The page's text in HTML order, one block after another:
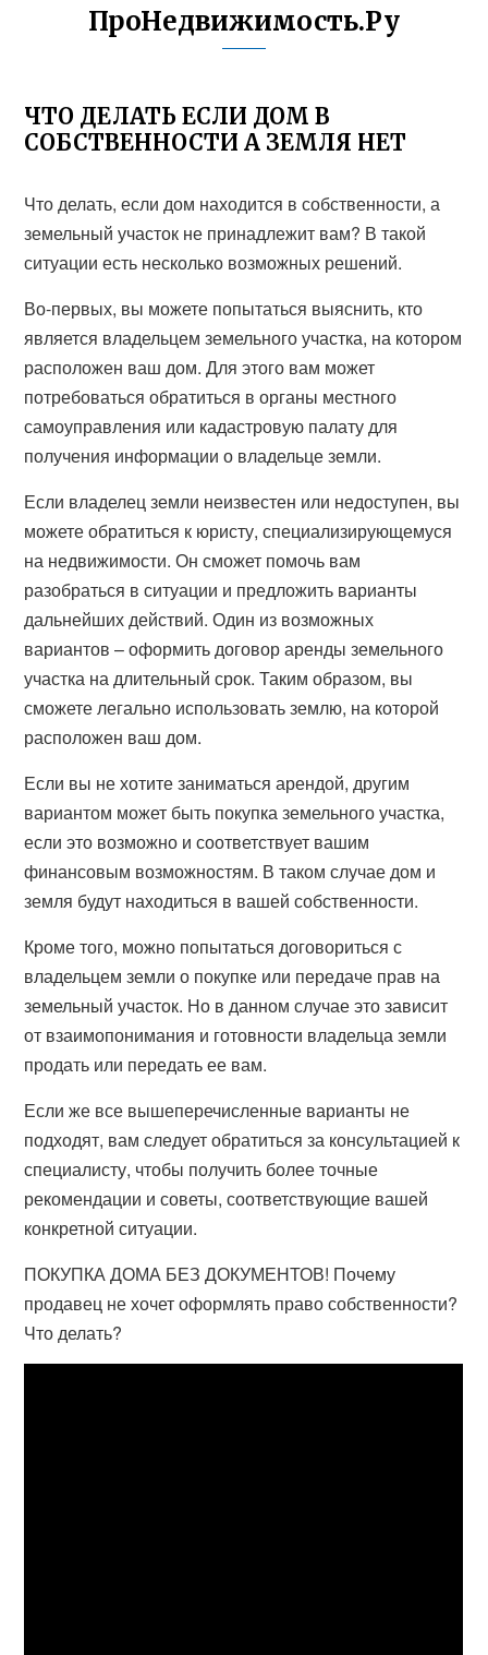
ПроНедвижимость.Ру
ЧТО ДЕЛАТЬ ЕСЛИ ДОМ В
СОБСТВЕННОСТИ А ЗЕМЛЯ НЕТ
Что делать, если дом находится в собственности, а
земельный участок не принадлежит вам? В такой
ситуации есть несколько возможных решений.
Во-первых, вы можете попытаться выяснить, кто
является владельцем земельного участка, на котором
расположен ваш дом. Для этого вам может
потребоваться обратиться в органы местного
самоуправления или кадастровую палату для
получения информации о владельце земли.
Если владелец земли неизвестен или недоступен, вы
можете обратиться к юристу, специализирующемуся
на недвижимости. Он сможет помочь вам
разобраться в ситуации и предложить варианты
дальнейших действий. Один из возможных
вариантов – оформить договор аренды земельного
участка на длительный срок. Таким образом, вы
сможете легально использовать землю, на которой
расположен ваш дом.
Если вы не хотите заниматься арендой, другим
вариантом может быть покупка земельного участка,
если это возможно и соответствует вашим
финансовым возможностям. В таком случае дом и
земля будут находиться в вашей собственности.
Кроме того, можно попытаться договориться с
владельцем земли о покупке или передаче прав на
земельный участок. Но в данном случае это зависит
от взаимопонимания и готовности владельца земли
продать или передать ее вам.
Если же все вышеперечисленные варианты не
подходят, вам следует обратиться за консультацией к
специалисту, чтобы получить более точные
рекомендации и советы, соответствующие вашей
конкретной ситуации.
ПОКУПКА ДОМА БЕЗ ДОКУМЕНТОВ! Почему
продавец не хочет оформлять право собственности?
Что делать?